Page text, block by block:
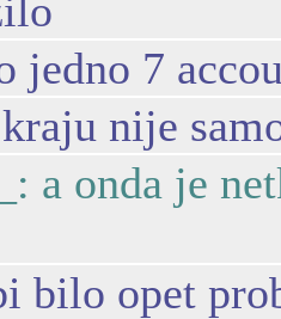
jedno 7
nije
a onda je
bilo opet